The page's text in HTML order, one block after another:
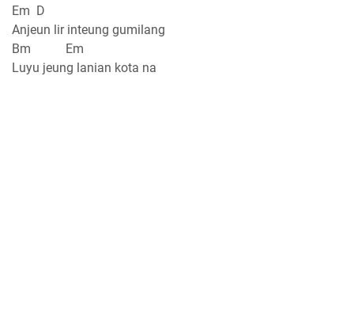
Em D
Anjeun lir inteung gumilang
Bm Em
Luyu jeung lanian kota na